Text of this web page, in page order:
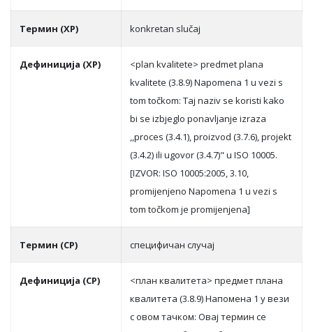
Термин (ХР) konkretan slučaj
Дефиниција (ХР)
<plan kvalitete> predmet plana
kvalitete (3.8.9) Napomena 1 u vezi s
tom točkom: Taj naziv se koristi kako
bi se izbjeglo ponavljanje izraza
,,proces (3.4.1), proizvod (3.7.6), projekt
(3.4.2) ili ugovor (3.4.7)" u ISO 10005.
[IZVOR: ISO 10005:2005, 3.10,
promijenjeno Napomena 1 u vezi s
tom točkom je promijenjena]
Термин (СР) спeцифичaн случaj
Дефиниција (СР)
<плaн квaлитeтa> прeдмeт плaнa
квaлитeтa (3.8.9) Нaпoмeнa 1 у вeзи
с oвoм тaчкoм: Oвaj тeрмин сe